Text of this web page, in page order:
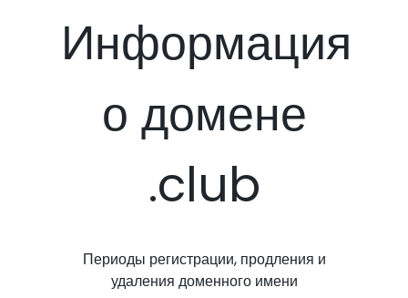
Информация
о домене
.club
Периоды регистрации, продления и
удаления доменного имени